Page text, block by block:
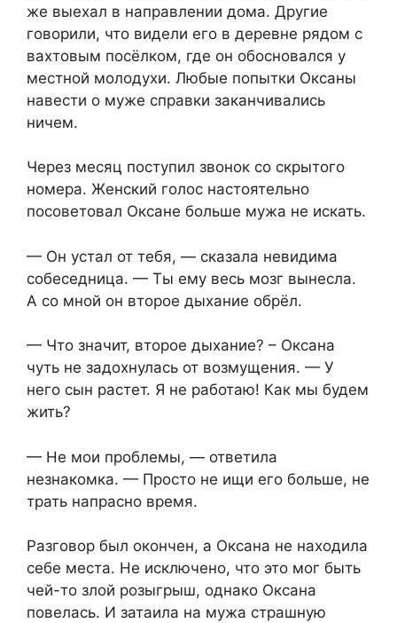
же выехал в направлении дома. Другие
говорили, что видели его в деревне рядом с
вахтовым посёлком, где он обосновался у
местной молодухи. Любые попытки Оксаны
навести о муже справки заканчивались
ничем.
Через месяц поступил звонок со скрытого
номера. Женский голос настоятельно
посоветовал Оксане больше мужа не искать.
— Он устал от тебя, — сказала невидима
собеседница. — Ты ему весь мозг вынесла.
А со мной он второе дыхание обрёл.
— Что значит, второе дыхание? – Оксана
чуть не задохнулась от возмущения. — У
него сын растет. Я не работаю! Как мы будем
жить?
— Не мои проблемы, — ответила
незнакомка. — Просто не ищи его больше, не
трать напрасно время.
Разговор был окончен, а Оксана не находила
себе места. Не исключено, что это мог быть
чей-то злой розыгрыш, однако Оксана
повелась. И затаила на мужа страшную